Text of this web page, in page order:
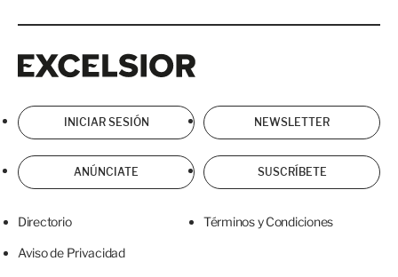
INICIAR SESIÓN NEWSLETTER
ANÚNCIATE SUSCRÍBETE
Directorio Términos y Condiciones
Aviso de Privacidad